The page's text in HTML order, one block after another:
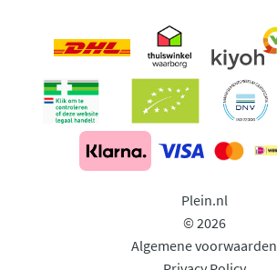
Plein.nl
© 2026
Algemene voorwaarden